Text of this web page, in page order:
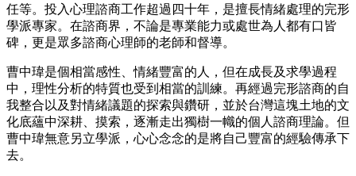
任等。投入心理諮商工作超過四十年，是擅長情緒處理的完形
學派專家。在諮商界，不論是專業能力或處世為人都有口皆
碑，更是眾多諮商心理師的老師和督導。
曹中瑋是個相當感性、情緒豐富的人，但在成長及求學過程
中，理性分析的特質也受到相當的訓練。再經過完形諮商的自
我整合以及對情緒議題的探索與鑽研，並於台灣這塊土地的文
化底蘊中深耕、摸索，逐漸走出獨樹一幟的個人諮商理論。但
曹中瑋無意另立學派，心心念念的是將自己豐富的經驗傳承下
去。